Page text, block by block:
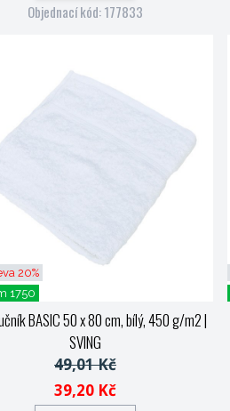
Objednací kód: 177833
20%
1750
BASIC 50 x 80 cm, bílý, 450 g/m2|
SVING
49,01 Kč
39,20 Kč